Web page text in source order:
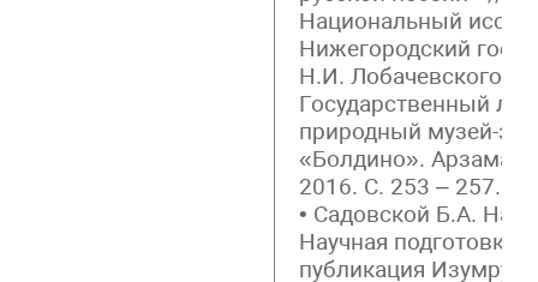
Национальный
Нижегородский
Н.И. Лобачевского,
Государственный
природный музей-
«Болдино».
2016. С. 253 – 257.
• Садовской Б.А.
Научная подготовка
публикация